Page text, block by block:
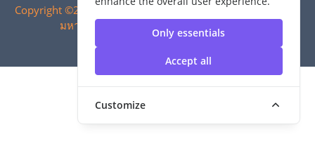
Only essentials
Accept all
Customize
Copyright ©2024 สำนักวิทยบริการและเทคโนโลยีสารสนเทศ |
มหาวิทยาลัยเทคโนโลยีราชมงคลสุวรรณภูมิ